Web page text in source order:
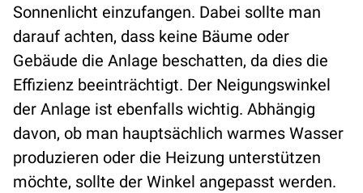
Sonnenlicht einzufangen. Dabei sollte man
darauf achten, dass keine Bäume oder
Gebäude die Anlage beschatten, da dies die
Effizienz beeinträchtigt. Der Neigungswinkel
der Anlage ist ebenfalls wichtig. Abhängig
davon, ob man hauptsächlich warmes Wasser
produzieren oder die Heizung unterstützen
möchte, sollte der Winkel angepasst werden.